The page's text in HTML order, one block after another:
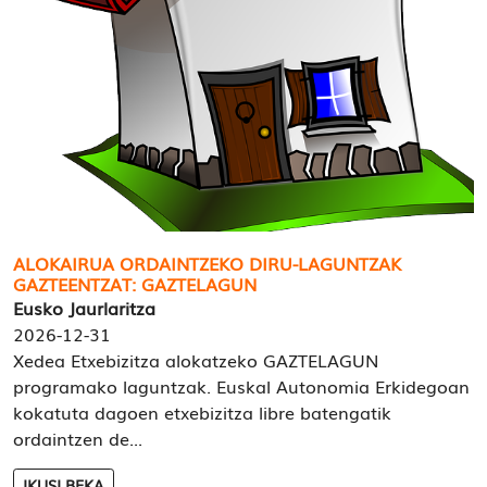
ALOKAIRUA ORDAINTZEKO DIRU-LAGUNTZAK
GAZTEENTZAT: GAZTELAGUN
Eusko Jaurlaritza
2026-12-31
Xedea Etxebizitza alokatzeko GAZTELAGUN
programako laguntzak. Euskal Autonomia Erkidegoan
kokatuta dagoen etxebizitza libre batengatik
ordaintzen de...